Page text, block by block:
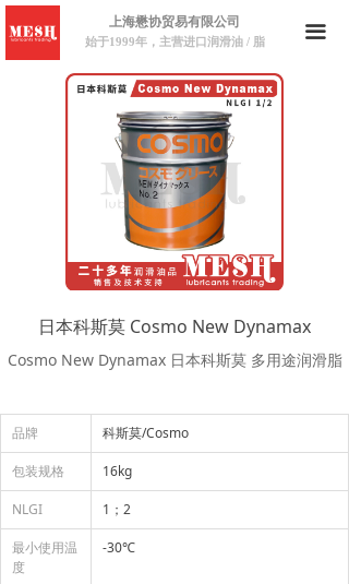
끀
上海懋协贸易有限公司
始于1999年，主营进口润滑油 / 脂
日本科斯莫 Cosmo New Dynamax
Cosmo New Dynamax 日本科斯莫 多用途润滑脂
品牌 科斯莫/Cosmo
包装规格 16kg
NLGI 1；2
最小使用温
度
-30℃